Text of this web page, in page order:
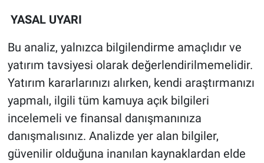
YASAL UYARI
Bu analiz, yalnızca bilgilendirme amaçlıdır ve
yatırım tavsiyesi olarak değerlendirilmemelidir.
Yatırım kararlarınızı alırken, kendi araştırmanızı
yapmalı, ilgili tüm kamuya açık bilgileri
incelemeli ve finansal danışmanınıza
danışmalısınız. Analizde yer alan bilgiler,
güvenilir olduğuna inanılan kaynaklardan elde